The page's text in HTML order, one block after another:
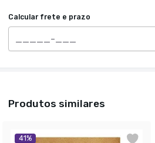
Calcular frete e prazo
Produtos similares
41%